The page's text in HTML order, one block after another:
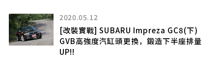
2020.05.12
[改裝實戰] SUBARU Impreza GC8(下)
GVB高強度汽缸頭更換，鍛造下半座排量
UP!!